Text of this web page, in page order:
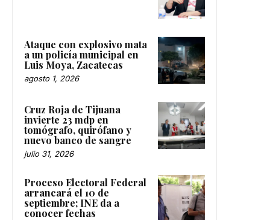
Ataque con explosivo mata
a un policía municipal en
Luis Moya, Zacatecas
agosto 1, 2026
Cruz Roja de Tijuana
invierte 23 mdp en
tomógrafo, quirófano y
nuevo banco de sangre
julio 31, 2026
Proceso Electoral Federal
arrancará el 10 de
septiembre; INE da a
conocer fechas